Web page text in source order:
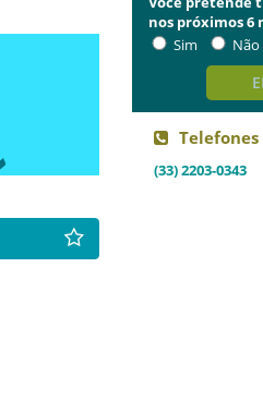
nos próximos 6
Sim
Não
Telefones
(33) 2203-0343